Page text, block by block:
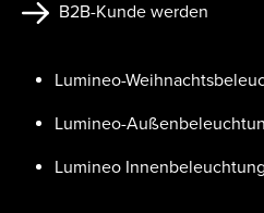
B2B-Kunde werden
Lumineo-
Lumineo-
Lumineo Innenbeleuchtung